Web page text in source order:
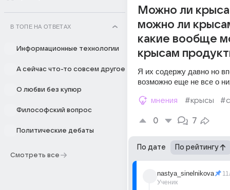
В ТОПЕ НА ОТВЕТАХ
Информационные технологии
А сейчас что-то совсем другое
О любви без купюр
Философский вопрос
Политические дебаты
Смотреть все
Можно ли
можно ли
какие вообще
крысам
Я их содержу давно но
возможно еще не все о
мнения #крысы
0 7
По дате По рейтингу
nastya_sinelnikova
Ученик